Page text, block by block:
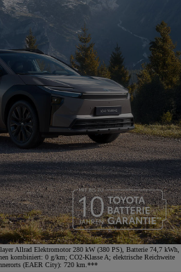
Allrad Elektromotor 280 kW (380 PS), Batterie 74,7 kWh,
kombiniert: 0 g/km; CO2-Klasse A; elektrische Reichweite
(EAER City): 720 km.***